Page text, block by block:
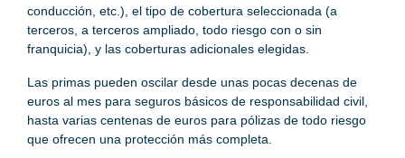
conducción, etc.), el tipo de cobertura seleccionada (a
terceros, a terceros ampliado, todo riesgo con o sin
franquicia), y las coberturas adicionales elegidas.
Las primas pueden oscilar desde unas pocas decenas de
euros al mes para seguros básicos de responsabilidad civil,
hasta varias centenas de euros para pólizas de todo riesgo
que ofrecen una protección más completa.